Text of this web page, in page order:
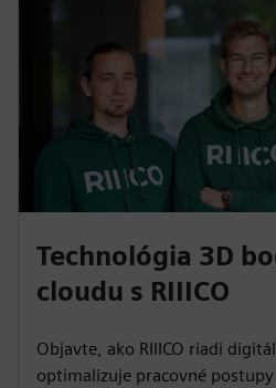
Technológia 3D
cloudu s RIIICO
Objavte, ako RIIICO riadi
optimalizuje pracovné